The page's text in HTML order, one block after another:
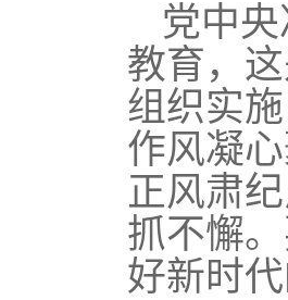
党中
教育，
组织实
作风凝
正风肃
抓不懈
好新时